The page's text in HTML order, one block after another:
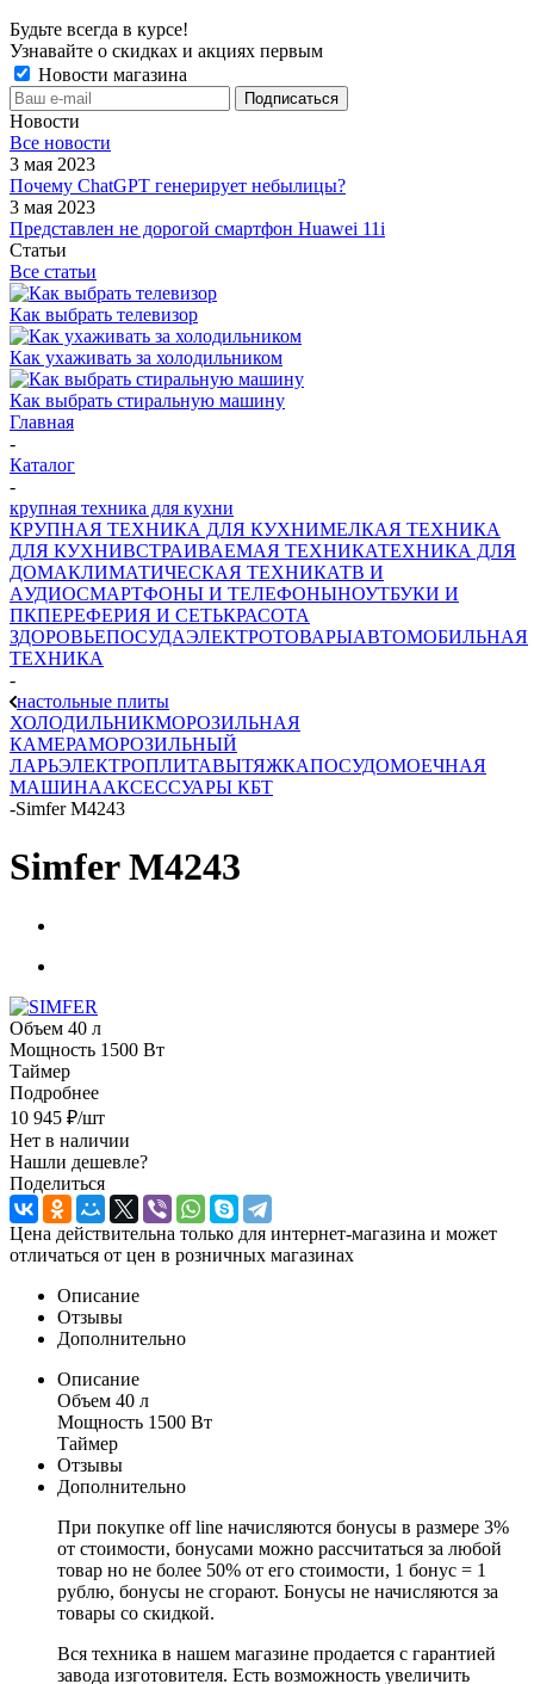
Будьте всегда в курсе!
Узнавайте о скидках и акциях первым
Новости магазина
Новости
Все новости
3 мая 2023
Почему ChatGPT генерирует небылицы?
3 мая 2023
Представлен не дорогой смартфон Huawei 11i
Статьи
Все статьи
Как выбрать телевизор
Как ухаживать за холодильником
Как выбрать стиральную машину
Главная
-
Каталог
-
крупная техника для кухни
КРУПНАЯ ТЕХНИКА ДЛЯ КУХНИМЕЛКАЯ ТЕХНИКА
ДЛЯ КУХНИВСТРАИВАЕМАЯ ТЕХНИКАТЕХНИКА ДЛЯ
ДОМАКЛИМАТИЧЕСКАЯ ТЕХНИКАТВ И
AУДИОСМАРТФОНЫ И ТЕЛЕФОНЫНОУТБУКИ И
ПКПЕРЕФЕРИЯ И СЕТЬКРАСОТА
ЗДОРОВЬЕПОСУДАЭЛЕКТРОТОВАРЫАВТОМОБИЛЬНАЯ
ТЕХНИКА
-
настольные плиты
ХОЛОДИЛЬНИКМОРОЗИЛЬНАЯ
КАМЕРАМОРОЗИЛЬНЫЙ
ЛАРЬЭЛЕКТРОПЛИТАВЫТЯЖКАПОСУДОМОЕЧНАЯ
МАШИНААКСЕССУАРЫ КБТ
-Simfer M4243
Simfer M4243
Объем 40 л
Мощность 1500 Вт
Таймер
Подробнее
10 945 ₽/шт
Нет в наличии
Нашли дешевле?
Поделиться
Цена действительна только для интернет-магазина и может
отличаться от цен в розничных магазинах
Описание
Отзывы
Дополнительно
Описание
Объем 40 л
Мощность 1500 Вт
Таймер
Отзывы
Дополнительно
При покупке off line начисляются бонусы в размере 3%
от стоимости, бонусами можно рассчитаться за любой
товар но не более 50% от его стоимости, 1 бонус = 1
рублю, бонусы не сгорают. Бонусы не начисляются за
товары со скидкой.
Вся техника в нашем магазине продается с гарантией
завода изготовителя. Есть возможность увеличить